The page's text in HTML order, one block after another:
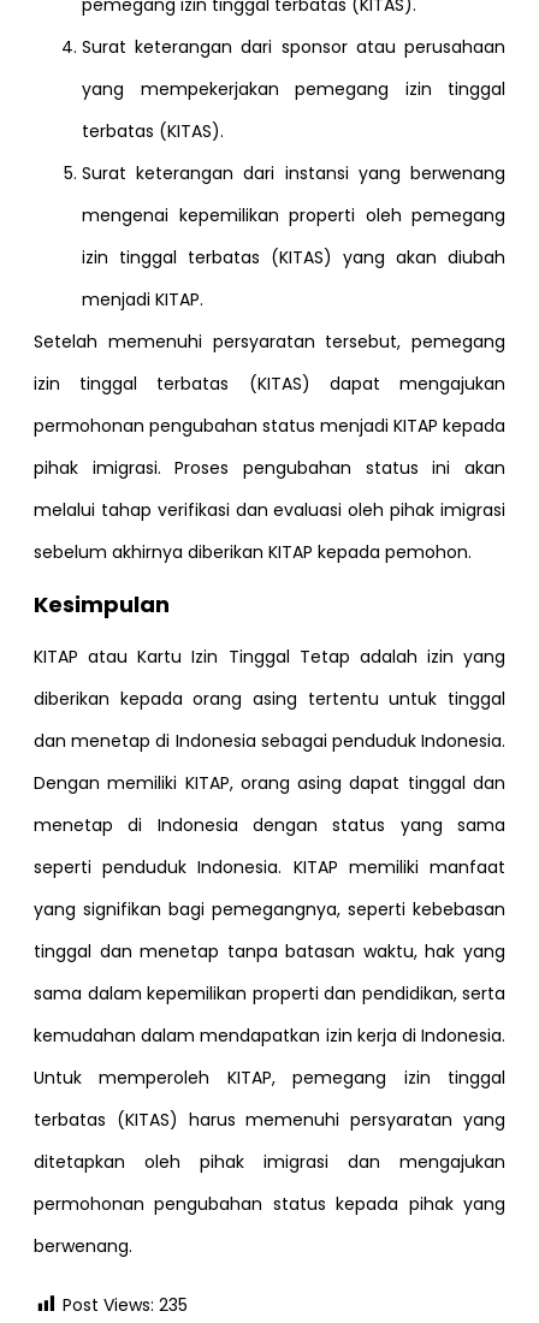
pemegang izin tinggal terbatas (KITAS).
Surat keterangan dari sponsor atau perusahaan
yang mempekerjakan pemegang izin tinggal
terbatas (KITAS).
Surat keterangan dari instansi yang berwenang
mengenai kepemilikan properti oleh pemegang
izin tinggal terbatas (KITAS) yang akan diubah
menjadi KITAP.
Setelah memenuhi persyaratan tersebut, pemegang
izin tinggal terbatas (KITAS) dapat mengajukan
permohonan pengubahan status menjadi KITAP kepada
pihak imigrasi. Proses pengubahan status ini akan
melalui tahap verifikasi dan evaluasi oleh pihak imigrasi
sebelum akhirnya diberikan KITAP kepada pemohon.
Kesimpulan
KITAP atau Kartu Izin Tinggal Tetap adalah izin yang
diberikan kepada orang asing tertentu untuk tinggal
dan menetap di Indonesia sebagai penduduk Indonesia.
Dengan memiliki KITAP, orang asing dapat tinggal dan
menetap di Indonesia dengan status yang sama
seperti penduduk Indonesia. KITAP memiliki manfaat
yang signifikan bagi pemegangnya, seperti kebebasan
tinggal dan menetap tanpa batasan waktu, hak yang
sama dalam kepemilikan properti dan pendidikan, serta
kemudahan dalam mendapatkan izin kerja di Indonesia.
Untuk memperoleh KITAP, pemegang izin tinggal
terbatas (KITAS) harus memenuhi persyaratan yang
ditetapkan oleh pihak imigrasi dan mengajukan
permohonan pengubahan status kepada pihak yang
berwenang.
Post Views: 235